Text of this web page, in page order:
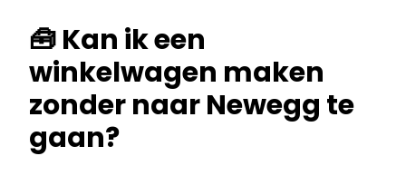
🧰 Kan ik een
winkelwagen maken
zonder naar Newegg te
gaan?